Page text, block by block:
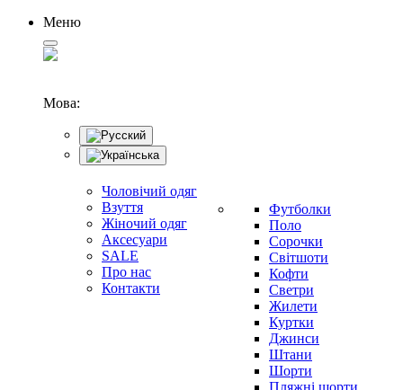
Меню
Мова:
Чоловічий одяг
Взуття
Жіночий одяг
Аксесуари
SALE
Про нас
Контакти
Футболки
Поло
Сорочки
Світшоти
Кофти
Светри
Жилети
Куртки
Джинси
Штани
Шорти
Пляжні шорти